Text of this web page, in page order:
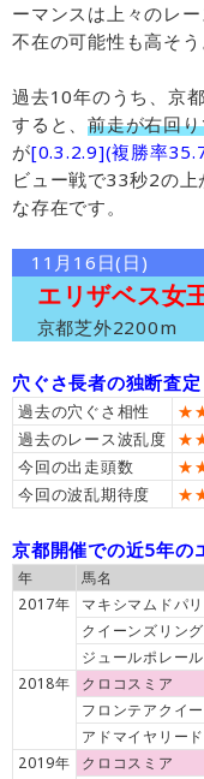
ーマンスは上々のレ
不在の可能性も高そう
過去10年のうち、京
すると、 前走が右回
が[0.3.2.9](複勝率
ビュー戦で33秒2の
な存在です。
11月16日(日)
エリザベス女
京都芝外2200m
穴ぐさ長者の独断査定
過去の穴ぐさ相性
過去のレース波乱度
今回の出走頭数
今回の波乱期待度
京都開催での近5年の
年 馬名
2017年
マキシマムドパリ
クイーンズリング
ジュールポレール
2018年
クロコスミア
フロンテアクイ
アドマイヤリード
2019年
クロコスミア